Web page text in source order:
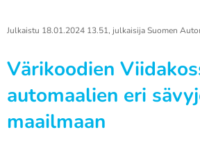
Julkaistu 18.01.2024 13.51, julkaisijaSuomen
Värikoodien
automaalien eri
maailmaan